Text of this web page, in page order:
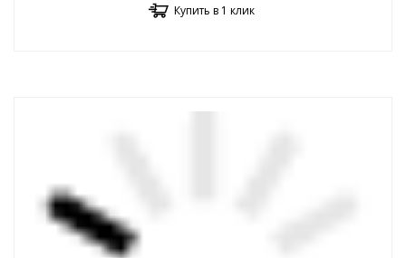
Купить в 1 клик